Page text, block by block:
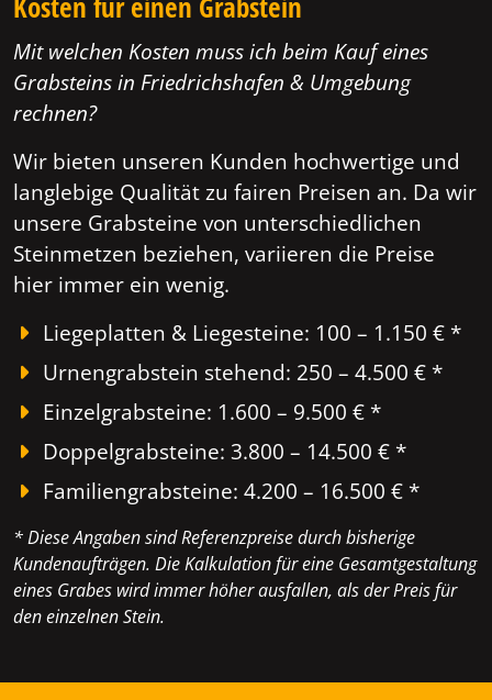
Mit welchen Kosten muss ich beim Kauf eines
Grabsteins in Friedrichshafen & Umgebung
rechnen?
Wir bieten unseren Kunden hochwertige und
langlebige Qualität zu fairen Preisen an. Da wir
unsere Grabsteine von unterschiedlichen
Steinmetzen beziehen, variieren die Preise
hier immer ein wenig.
Liegeplatten & Liegesteine: 100 – 1.150 € *
Urnengrabstein stehend: 250 – 4.500 € *
Einzelgrabsteine: 1.600 – 9.500 € *
Doppelgrabsteine: 3.800 – 14.500 € *
Familiengrabsteine: 4.200 – 16.500 € *
* Diese Angaben sind Referenzpreise durch bisherige
Kundenaufträgen. Die Kalkulation für eine Gesamtgestaltung
eines Grabes wird immer höher ausfallen, als der Preis für
den einzelnen Stein.